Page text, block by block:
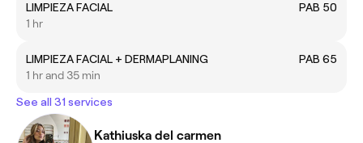
LIMPIEZA FACIAL
PAB 50
1 hr
LIMPIEZA FACIAL + DERMAPLANING
PAB 65
1 hr and 35 min
See all 31 services
Kathiuska del carmen